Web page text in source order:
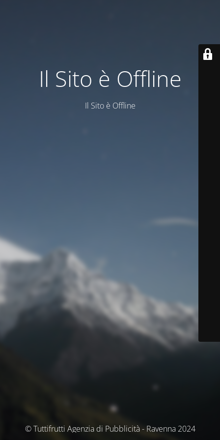
Il Sito è Offline
Il Sito è Offline
© Tuttifrutti Agenzia di Pubblicità - Ravenna 2024